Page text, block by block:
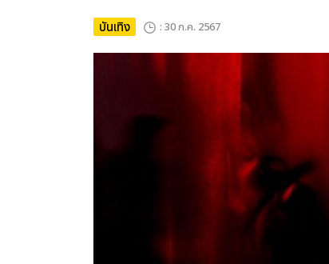
บันเทิง : 30 ก.ค. 2567